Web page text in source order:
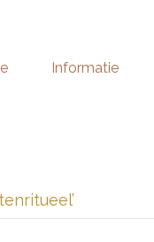
Informatie